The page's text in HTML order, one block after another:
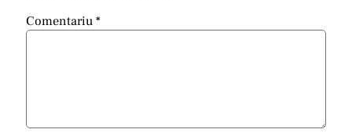
Comentariu*